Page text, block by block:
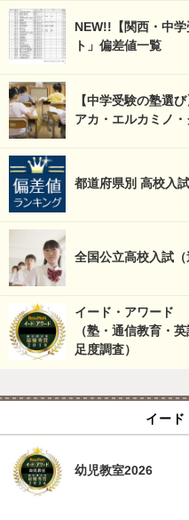
NEW!!【関西・中
ト」偏差値一覧
【中学受験の塾選
アカ・エルカミノ
都道府県別 高校入
全国公立高校入試（
イード・アワード
（塾・通信教育・
足度調査）
イード
幼児教室2026